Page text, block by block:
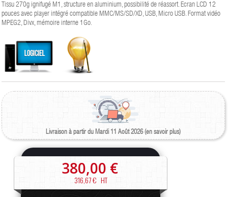
Tissu 270g ignifugé M1, structure en aluminium, possibilité de réassort. Ecran LCD 12
pouces avec player intégré compatible MMC/MS/SD/XD, USB, Micro USB. Format vidéo
MPEG2, Divx, mémoire interne 1Go.
Livraison à partir du Mardi 11 Août 2026 (en savoir plus)
380,00 €
316,67 €HT